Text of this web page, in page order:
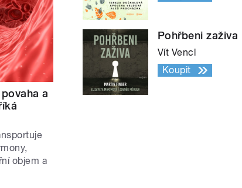
a
objem a
Pohřbeni zaživa
Vít Vencl
Koupit